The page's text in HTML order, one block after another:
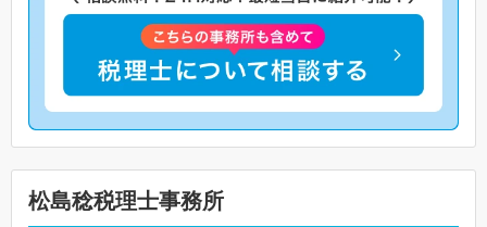
松島稔税理士事務所